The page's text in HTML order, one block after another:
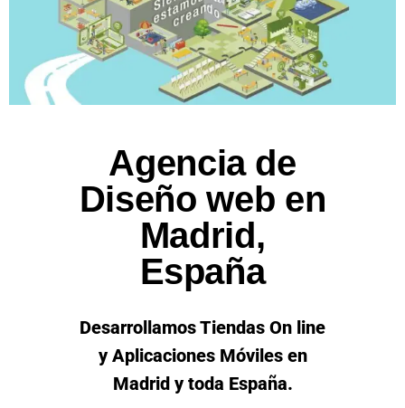
Agencia de
Diseño web en
Madrid,
España
Desarrollamos Tiendas On line
y Aplicaciones Móviles en
Madrid y toda España.